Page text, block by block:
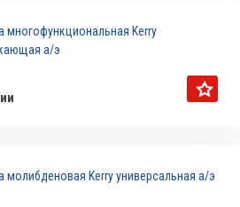
многофункциональная Kerry
а/э
молибденовая Kerry универсальная а/э